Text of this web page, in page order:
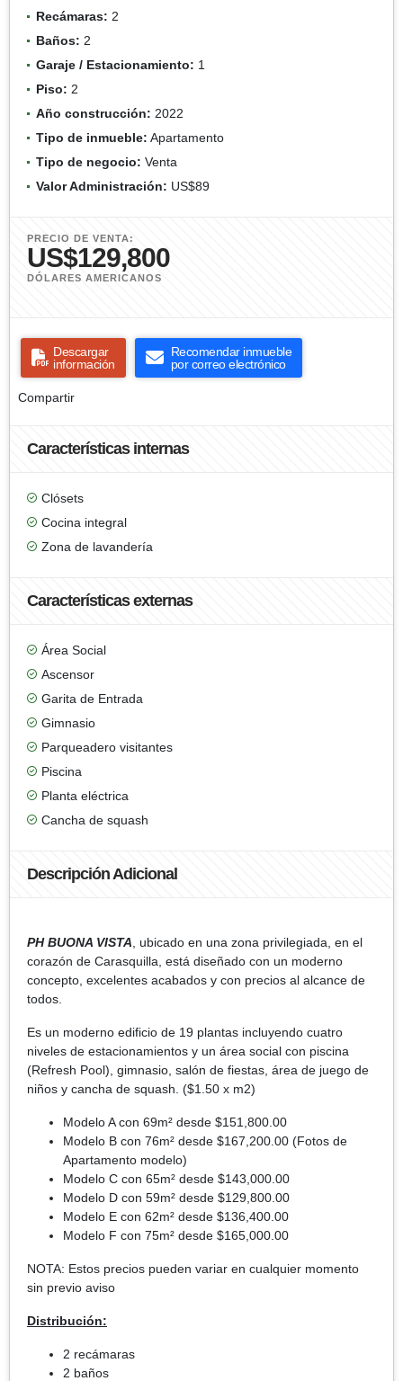
Recámaras: 2
Baños: 2
Garaje / Estacionamiento: 1
Piso: 2
Año construcción: 2022
Tipo de inmueble: Apartamento
Tipo de negocio: Venta
Valor Administración: US$89
PRECIO DE VENTA:
US$129,800
DÓLARES AMERICANOS
Descargar
información
Recomendar inmueble
por correo electrónico
Compartir
Características internas
Clósets
Cocina integral
Zona de lavandería
Características externas
Área Social
Ascensor
Garita de Entrada
Gimnasio
Parqueadero visitantes
Piscina
Planta eléctrica
Cancha de squash
Descripción Adicional
PH BUONA VISTA , ubicado en una zona privilegiada, en el
corazón de Carasquilla, está diseñado con un moderno
concepto, excelentes acabados y con precios al alcance de
todos.
Es un moderno edificio de 19 plantas incluyendo cuatro
niveles de estacionamientos y un área social con piscina
(Refresh Pool), gimnasio, salón de fiestas, área de juego de
niños y cancha de squash. ($1.50 x m2)
Modelo A con 69m² desde $151,800.00
Modelo B con 76m² desde $167,200.00 (Fotos de
Apartamento modelo)
Modelo C con 65m² desde $143,000.00
Modelo D con 59m² desde $129,800.00
Modelo E con 62m² desde $136,400.00
Modelo F con 75m² desde $165,000.00
NOTA: Estos precios pueden variar en cualquier momento
sin previo aviso
Distribución:
2 recámaras
2 baños